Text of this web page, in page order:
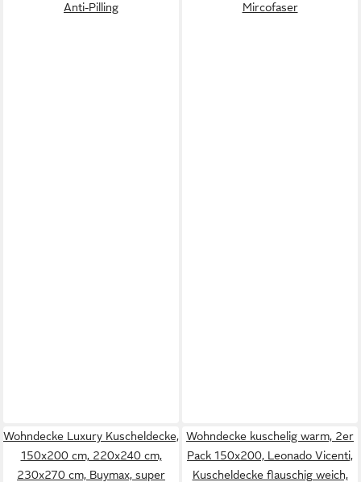
Anti-Pilling
Mircofaser
Wohndecke Luxury Kuscheldecke,
150x200 cm, 220x240 cm,
230x270 cm, Buymax, super
Wohndecke kuschelig warm, 2er
Pack 150x200, Leonado Vicenti,
Kuscheldecke flauschig weich,